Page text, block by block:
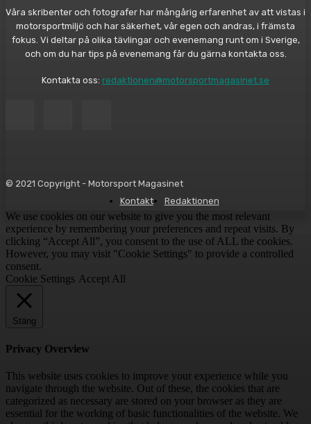
Våra skribenter och fotografer har mångårig erfarenhet av att vistas i
motorsportmiljö och har säkerhet, vår egen och andras, i främsta
fokus. Vi deltar på olika tävlingar och evenemang runt om i Sverige,
och om du har tips på evenemang får du gärna kontakta oss.
Kontakta oss: redaktionen@motorsportmagasinet.se
© 2021 Copyright - Motorsport Magasinet
Kontakt
Redaktionen
We use cookies on our website to give you the most relevant
experience by remembering your preferences and repeat visits. By
clicking “Accept All”, you consent to the use of ALL the cookies.
However, you may visit "Cookie Settings" to provide a controlled
consent.
Cookie Settings Accept All
Stäng
Privacy Overview
This website uses cookies to improve your experience while you
navigate through the website. Out of these, the cookies that are
categorized as necessary are stored on your browser as they are
essential for the working of basic functionalities of the website. We